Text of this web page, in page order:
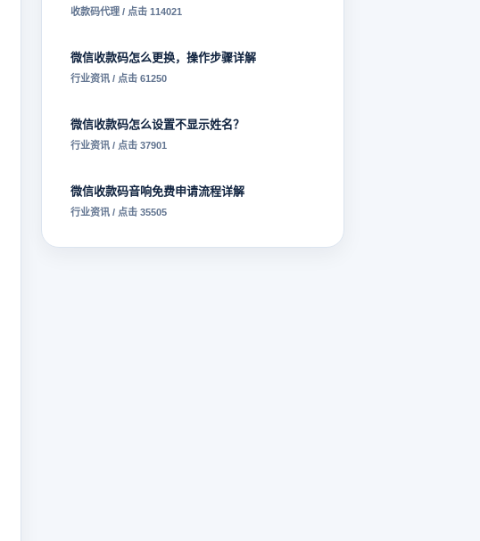
收款码代理 / 点击 114021
微信收款码怎么更换，操作步骤详解
行业资讯 / 点击 61250
微信收款码怎么设置不显示姓名？
行业资讯 / 点击 37901
微信收款码音响免费申请流程详解
行业资讯 / 点击 35505